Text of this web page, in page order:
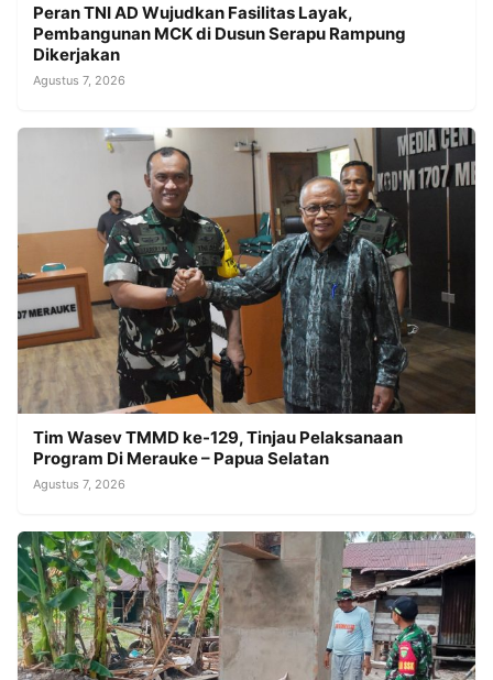
Peran TNI AD Wujudkan Fasilitas Layak,
Pembangunan MCK di Dusun Serapu Rampung
Dikerjakan
Agustus 7, 2026
Tim Wasev TMMD ke-129, Tinjau Pelaksanaan
Program Di Merauke – Papua Selatan
Agustus 7, 2026